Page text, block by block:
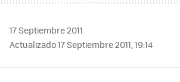
17 Septiembre 2011
Actualizado 17 Septiembre 2011, 19:14